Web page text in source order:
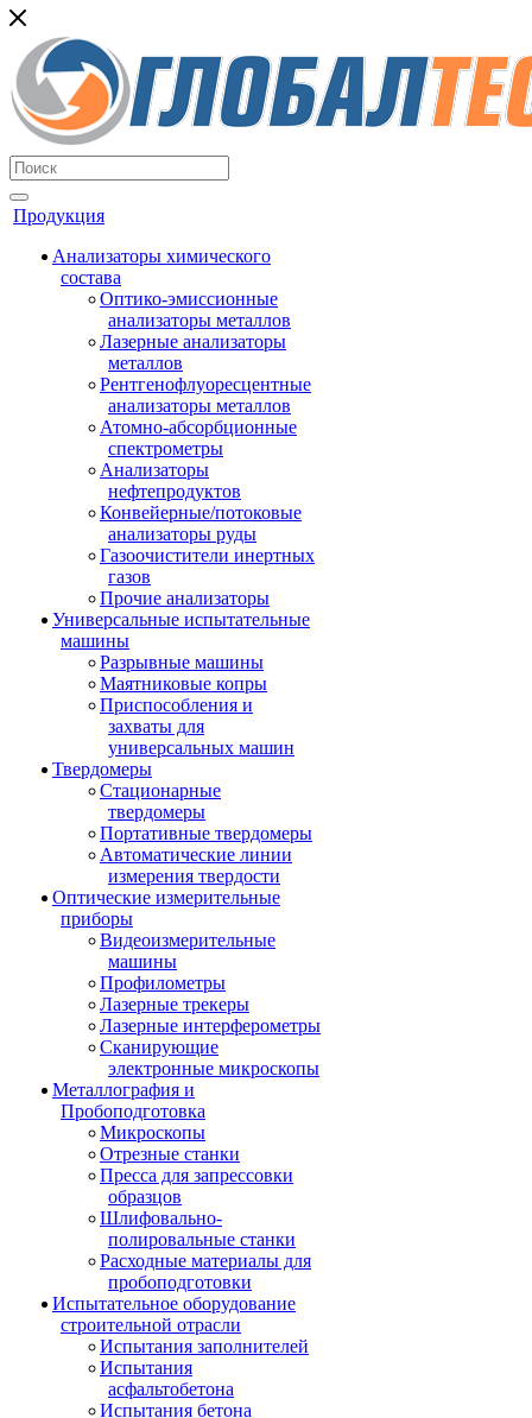
Продукция
Анализаторы химического
состава
Оптико-эмиссионные
анализаторы металлов
Лазерные анализаторы
металлов
Рентгенофлуоресцентные
анализаторы металлов
Атомно-абсорбционные
спектрометры
Анализаторы
нефтепродуктов
Конвейерные/потоковые
анализаторы руды
Газоочистители инертных
газов
Прочие анализаторы
Универсальные испытательные
машины
Разрывные машины
Маятниковые копры
Приспособления и
захваты для
универсальных машин
Твердомеры
Стационарные
твердомеры
Портативные твердомеры
Автоматические линии
измерения твердости
Оптические измерительные
приборы
Видеоизмерительные
машины
Профилометры
Лазерные трекеры
Лазерные интерферометры
Сканирующие
электронные микроскопы
Металлография и
Пробоподготовка
Микроскопы
Отрезные станки
Пресса для запрессовки
образцов
Шлифовально-
полировальные станки
Расходные материалы для
пробоподготовки
Испытательное оборудование
строительной отрасли
Испытания заполнителей
Испытания
асфальтобетона
Испытания бетона